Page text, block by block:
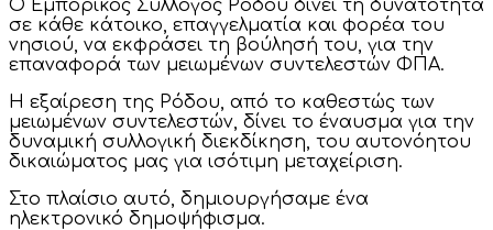
Ο Εμπορικός Σύλλογος Ρόδου δίνει τη δυνατότητα
σε κάθε κάτοικο, επαγγελματία και φορέα του
νησιού, να εκφράσει τη βούλησή του, για την
επαναφορά των μειωμένων συντελεστών ΦΠΑ.
Η εξαίρεση της Ρόδου, από το καθεστώς των
μειωμένων συντελεστών, δίνει το έναυσμα για την
δυναμική συλλογική διεκδίκηση, του αυτονόητου
δικαιώματος μας για ισότιμη μεταχείριση.
Στο πλαίσιο αυτό, δημιουργήσαμε ένα
ηλεκτρονικό δημοψήφισμα.